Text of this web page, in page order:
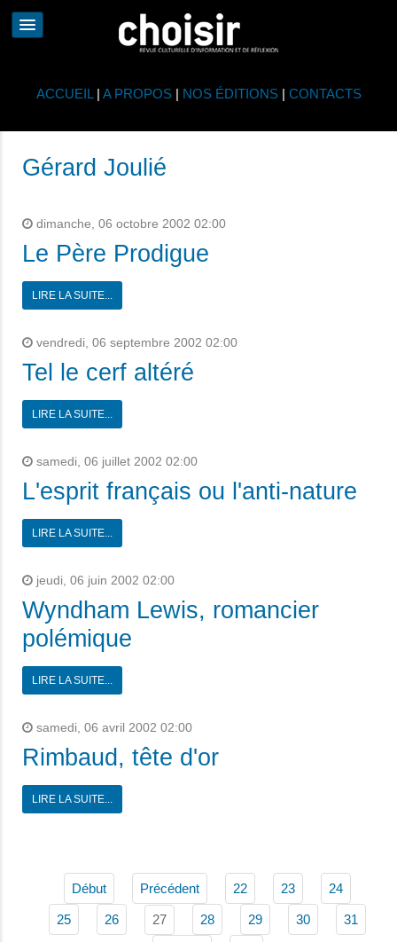
ACCUEIL | A PROPOS| NOS ÉDITIONS| CONTACTS
Gérard Joulié
dimanche, 06 octobre 2002 02:00
Le Père Prodigue
LIRE LA SUITE...
vendredi, 06 septembre 2002 02:00
Tel le cerf altéré
LIRE LA SUITE...
samedi, 06 juillet 2002 02:00
L'esprit français ou l'anti-nature
LIRE LA SUITE...
jeudi, 06 juin 2002 02:00
Wyndham Lewis, romancier
polémique
LIRE LA SUITE...
samedi, 06 avril 2002 02:00
Rimbaud, tête d'or
LIRE LA SUITE...
Début Précédent 22 23 24
25 26 27 28 29 30 31